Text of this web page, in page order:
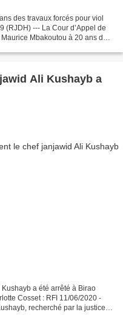
des travaux forcés pour viol
(RJDH) --- La Cour d’Appel de
Mbakoutou à 20 ans des
Ali Kushayb a
a été arrêté à Birao
Cosset : RFI 11/06/2020 -
recherché par la justice